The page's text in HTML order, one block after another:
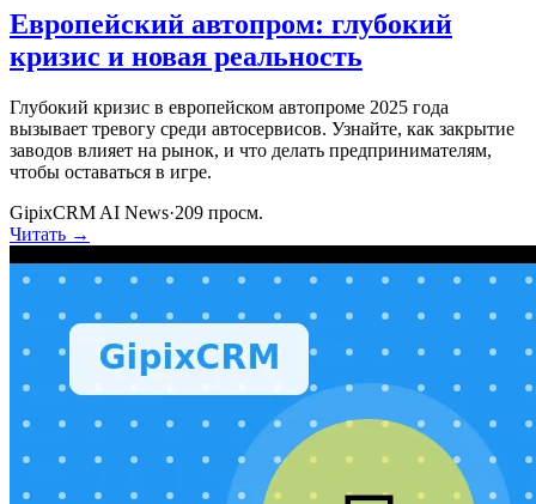
Европейский автопром: глубокий
кризис и новая реальность
Глубокий кризис в европейском автопроме 2025 года
вызывает тревогу среди автосервисов. Узнайте, как закрытие
заводов влияет на рынок, и что делать предпринимателям,
чтобы оставаться в игре.
GipixCRM AI News·209 просм.
Читать →